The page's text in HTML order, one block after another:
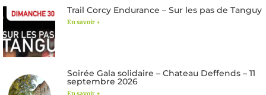
Trail Corcy Endurance – Sur les pas de Tanguy
En savoir +
Soirée Gala solidaire – Chateau Deffends – 11
septembre 2026